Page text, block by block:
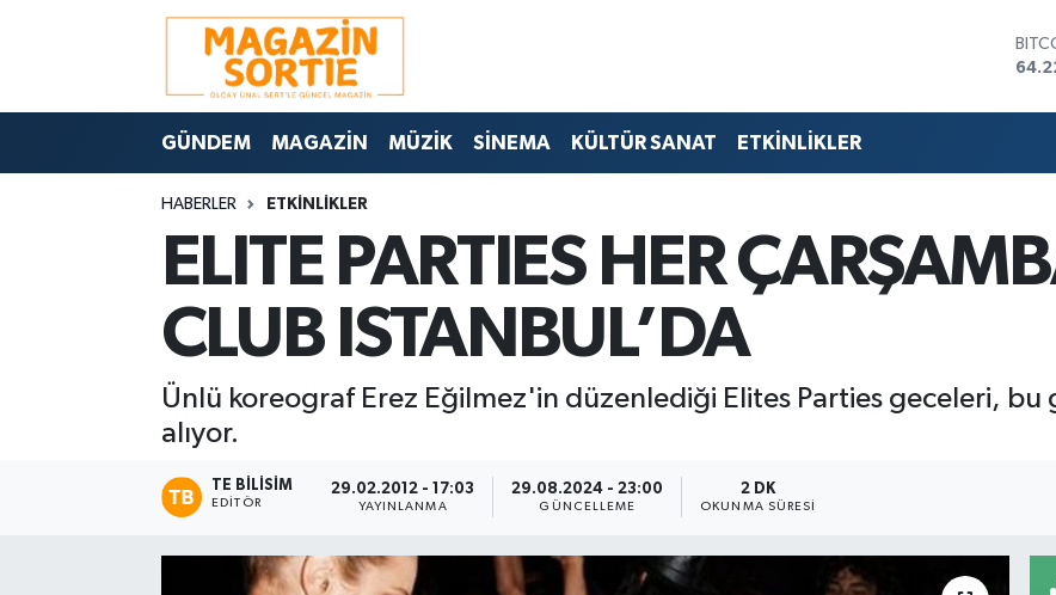
GÜNDEM MAGAZİN MÜZİK SİNEMA KÜLTÜR SANAT ETKİNLİKLER
HABERLER ETKİNLİKLER
ELITE PARTIES HER
CLUB ISTANBUL’DA
Ünlü koreograf Erez Eğilmez'in düzenlediği Elites Parties geceleri,
alıyor.
TE BILISIM
EDITÖR
29.02.2012 - 17:03
YAYINLANMA
29.08.2024 - 23:00
GÜNCELLEME
2 DK
OKUNMA SÜRESI
Nöbetçi Eczaneler
Hava Durumu
Trafik Durumu
Süper Lig Puan Durumu ve Fikstür
Tüm Manşetler
Son Dakika Haberleri